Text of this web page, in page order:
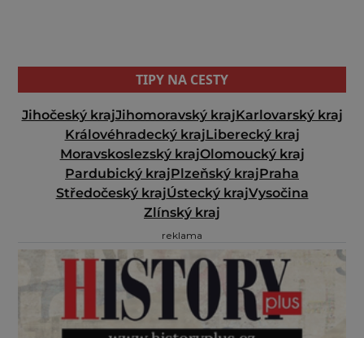
TIPY NA CESTY
Jihočeský krajJihomoravský krajKarlovarský kraj
Královéhradecký krajLiberecký kraj
Moravskoslezský krajOlomoucký kraj
Pardubický krajPlzeňský krajPraha
Středočeský krajÚstecký krajVysočina
Zlínský kraj
reklama